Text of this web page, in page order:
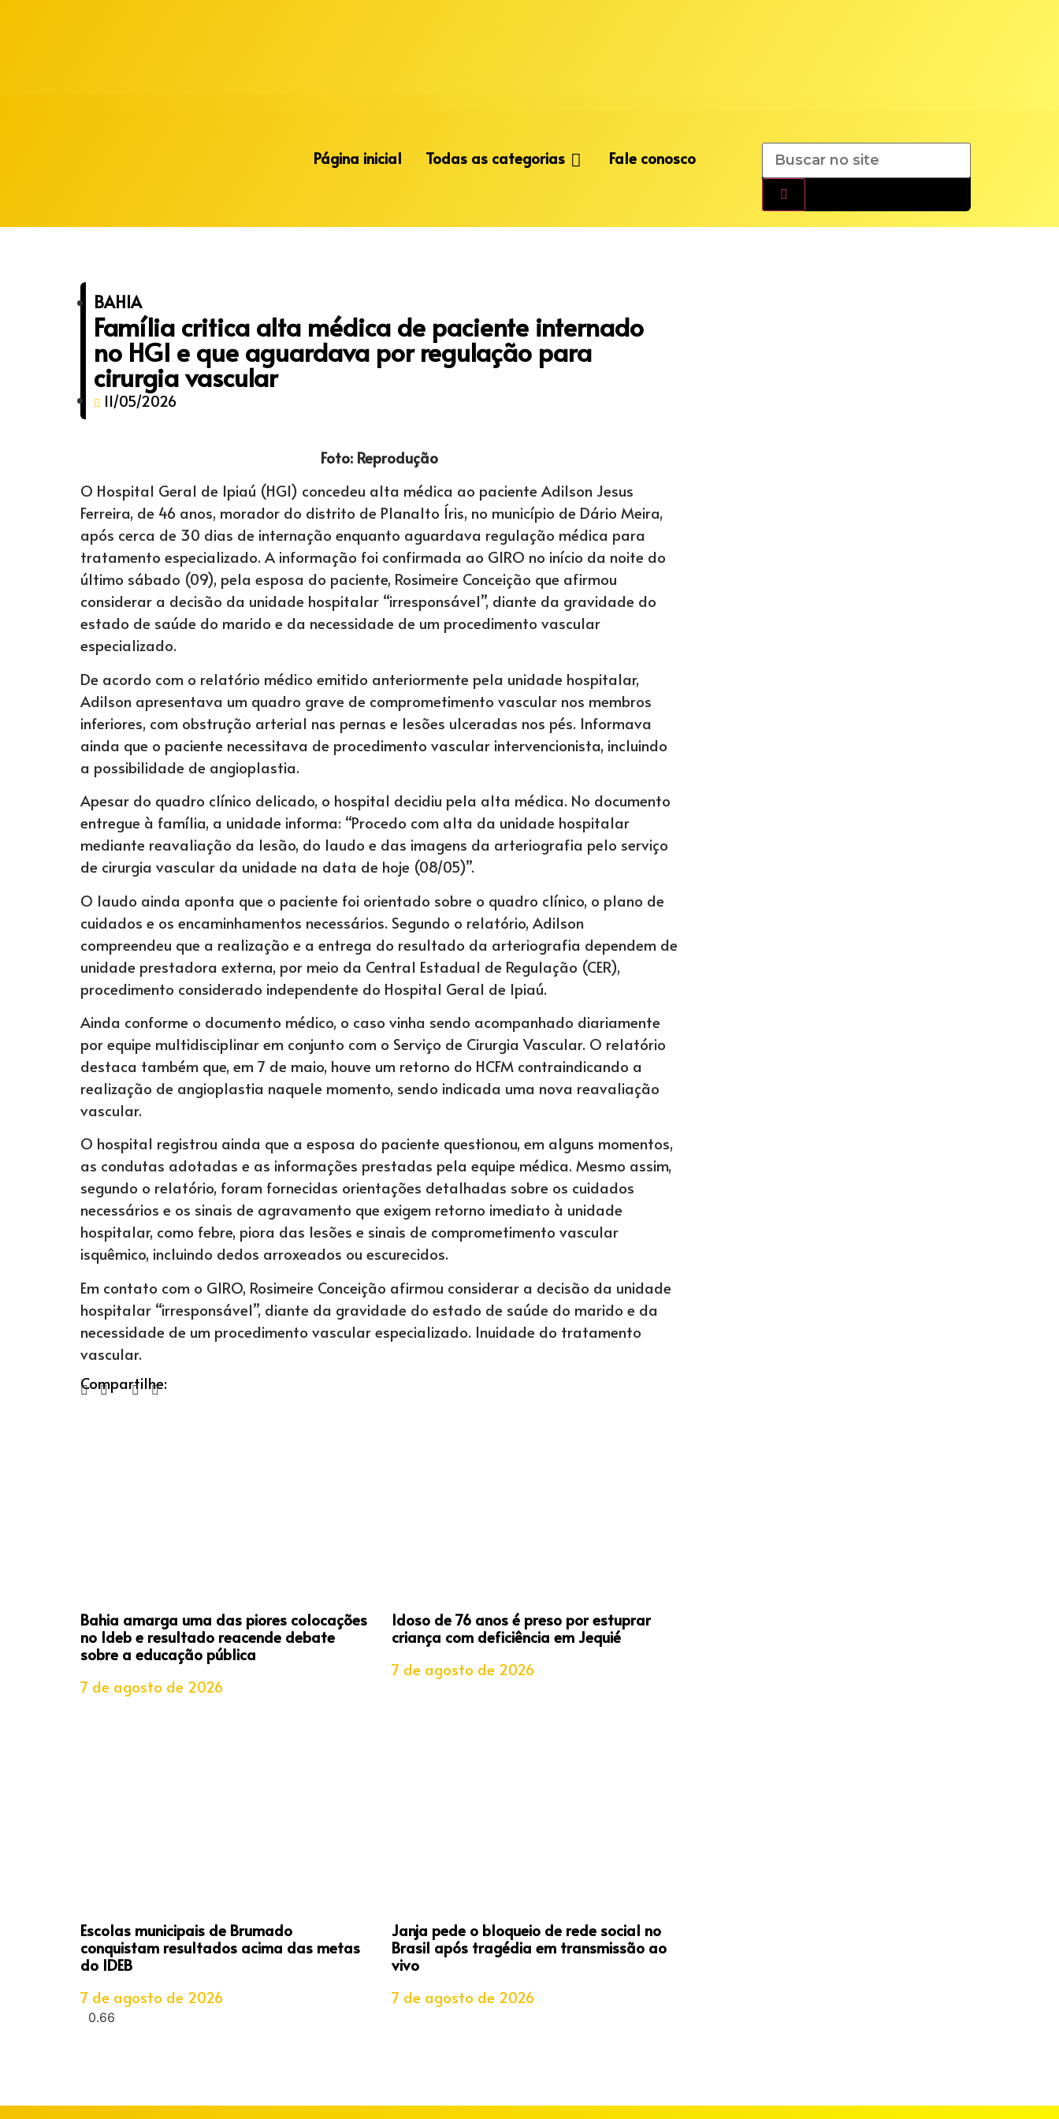
Página inicial Todas as categorias Fale conosco
BAHIA
Família critica alta médica de paciente internado
no HGI e que aguardava por regulação para
cirurgia vascular
11/05/2026
Foto: Reprodução
O Hospital Geral de Ipiaú (HGI) concedeu alta médica ao paciente Adilson Jesus
Ferreira, de 46 anos, morador do distrito de Planalto Íris, no município de Dário Meira,
após cerca de 30 dias de internação enquanto aguardava regulação médica para
tratamento especializado. A informação foi confirmada ao GIRO no início da noite do
último sábado (09), pela esposa do paciente, Rosimeire Conceição que afirmou
considerar a decisão da unidade hospitalar “irresponsável”, diante da gravidade do
estado de saúde do marido e da necessidade de um procedimento vascular
especializado.
De acordo com o relatório médico emitido anteriormente pela unidade hospitalar,
Adilson apresentava um quadro grave de comprometimento vascular nos membros
inferiores, com obstrução arterial nas pernas e lesões ulceradas nos pés. Informava
ainda que o paciente necessitava de procedimento vascular intervencionista, incluindo
a possibilidade de angioplastia.
Apesar do quadro clínico delicado, o hospital decidiu pela alta médica. No documento
entregue à família, a unidade informa: “Procedo com alta da unidade hospitalar
mediante reavaliação da lesão, do laudo e das imagens da arteriografia pelo serviço
de cirurgia vascular da unidade na data de hoje (08/05)”.
O laudo ainda aponta que o paciente foi orientado sobre o quadro clínico, o plano de
cuidados e os encaminhamentos necessários. Segundo o relatório, Adilson
compreendeu que a realização e a entrega do resultado da arteriografia dependem de
unidade prestadora externa, por meio da Central Estadual de Regulação (CER),
procedimento considerado independente do Hospital Geral de Ipiaú.
Ainda conforme o documento médico, o caso vinha sendo acompanhado diariamente
por equipe multidisciplinar em conjunto com o Serviço de Cirurgia Vascular. O relatório
destaca também que, em 7 de maio, houve um retorno do HCFM contraindicando a
realização de angioplastia naquele momento, sendo indicada uma nova reavaliação
vascular.
O hospital registrou ainda que a esposa do paciente questionou, em alguns momentos,
as condutas adotadas e as informações prestadas pela equipe médica. Mesmo assim,
segundo o relatório, foram fornecidas orientações detalhadas sobre os cuidados
necessários e os sinais de agravamento que exigem retorno imediato à unidade
hospitalar, como febre, piora das lesões e sinais de comprometimento vascular
isquêmico, incluindo dedos arroxeados ou escurecidos.
Em contato com o GIRO, Rosimeire Conceição afirmou considerar a decisão da unidade
hospitalar “irresponsável”, diante da gravidade do estado de saúde do marido e da
necessidade de um procedimento vascular especializado. Inuidade do tratamento
vascular.
Compartilhe:
Bahia amarga uma das piores colocações
no Ideb e resultado reacende debate
sobre a educação pública
7 de agosto de 2026
Idoso de 76 anos é preso por estuprar
criança com deficiência em Jequié
7 de agosto de 2026
Escolas municipais de Brumado
conquistam resultados acima das metas
do IDEB
7 de agosto de 2026
Janja pede o bloqueio de rede social no
Brasil após tragédia em transmissão ao
vivo
7 de agosto de 2026